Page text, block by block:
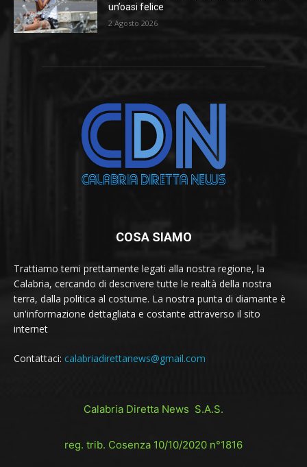
un’oasi felice
2 Agosto 2026
COSA SIAMO
Trattiamo temi prettamente legati alla nostra regione, la
Calabria, cercando di descrivere tutte le realtà della nostra
terra, dalla politica al costume. La nostra punta di diamante è
un'informazione dettagliata e costante attraverso il sito
internet
Contattaci: calabriadirettanews@gmail.com
Calabria Diretta News S.A.S.
reg. trib. Cosenza 10/10/2020 n°1816